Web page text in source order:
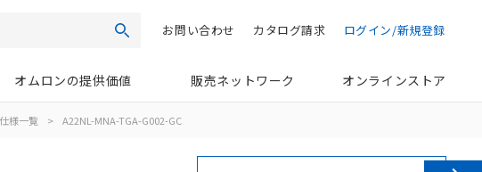
検索 ログイン/新規登録
カタログ請求
お問い合わせ
オムロンの提供価値 販売ネットワーク オンラインストア
様一覧 > A22NL-MNA-TGA-G002-GC